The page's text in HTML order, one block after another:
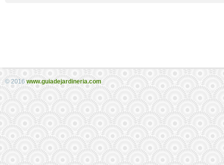
© 2016 www.guiadejardineria.com